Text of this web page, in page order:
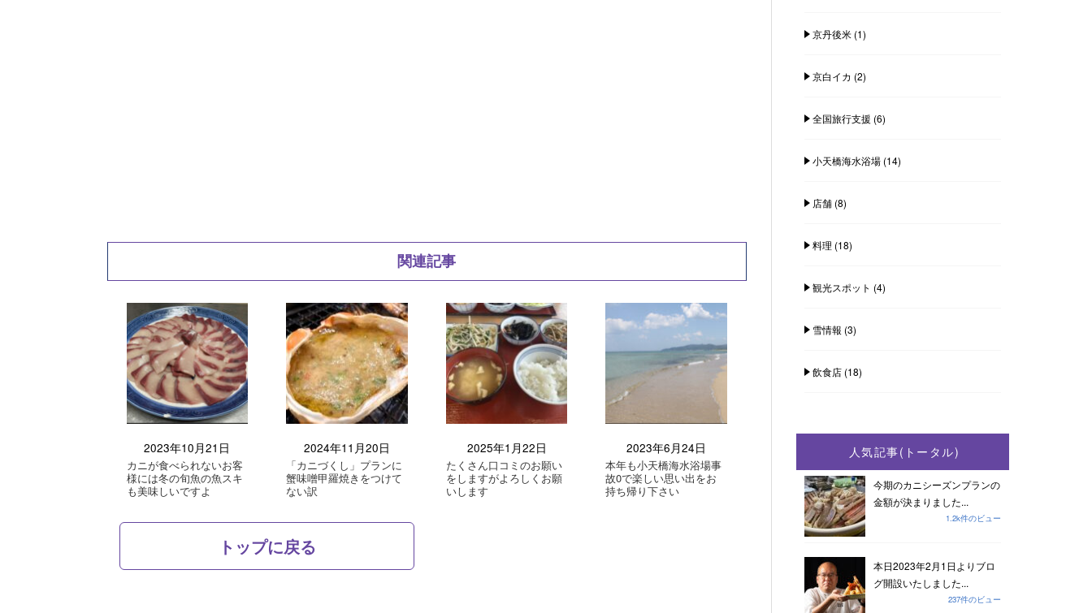
関連記事
2023年10月21日
カニが食べられないお客
様には冬の旬魚の魚スキ
も美味しいですよ
2024年11月20日
「カニづくし」プランに
蟹味噌甲羅焼きをつけて
ない訳
2025年1月22日
たくさん口コミのお願い
をしますがよろしくお願
いします
2023年6月24日
本年も小天橋海水浴場事
故0で楽しい思い出をお
持ち帰り下さい
トップに戻る
京丹後米(1)
京白イカ (2)
全国旅行支援 (6)
小天橋海水浴場(14)
店舗(8)
料理 (18)
観光スポット (4)
雪情報 (3)
飲食店(18)
人気記事(トータル)
今期のカニシーズンプランの
金額が決まりました...
1.2k件のビュー
本日2023年2月1日よりブロ
グ開設いたしました...
237件のビュー